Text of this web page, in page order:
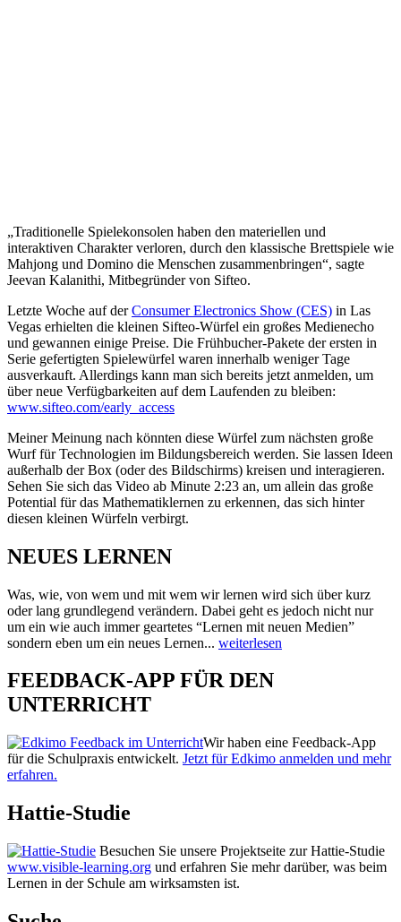
„Traditionelle Spielekonsolen haben den materiellen und
interaktiven Charakter verloren, durch den klassische Brettspiele wie
Mahjong und Domino die Menschen zusammenbringen“, sagte
Jeevan Kalanithi, Mitbegründer von Sifteo.
Letzte Woche auf derConsumer Electronics Show (CES) in Las
Vegas erhielten die kleinen Sifteo-Würfel ein großes Medienecho
und gewannen einige Preise. Die Frühbucher-Pakete der ersten in
Serie gefertigten Spielewürfel waren innerhalb weniger Tage
ausverkauft. Allerdings kann man sich bereits jetzt anmelden, um
über neue Verfügbarkeiten auf dem Laufenden zu bleiben:
www.sifteo.com/early_access
Meiner Meinung nach könnten diese Würfel zum nächsten große
Wurf für Technologien im Bildungsbereich werden. Sie lassen Ideen
außerhalb der Box (oder des Bildschirms) kreisen und interagieren.
Sehen Sie sich das Video ab Minute 2:23 an, um allein das große
Potential für das Mathematiklernen zu erkennen, das sich hinter
diesen kleinen Würfeln verbirgt.
NEUES LERNEN
Was, wie, von wem und mit wem wir lernen wird sich über kurz
oder lang grundlegend verändern. Dabei geht es jedoch nicht nur
um ein wie auch immer geartetes “Lernen mit neuen Medien”
sondern eben um ein neues Lernen... weiterlesen
FEEDBACK-APP FÜR DEN
UNTERRICHT
Wir haben eine Feedback-App
für die Schulpraxis entwickelt. Jetzt für Edkimo anmelden und mehr
erfahren.
Hattie-Studie
Besuchen Sie unsere Projektseite zur Hattie-Studie
www.visible-learning.org und erfahren Sie mehr darüber, was beim
Lernen in der Schule am wirksamsten ist.